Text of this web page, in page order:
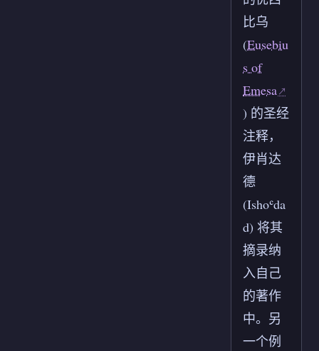
比乌
(Eusebiu
s of
Emesa
) 的圣经
注释，
伊肖达
德
(Ishoʿda
d) 将其
摘录纳
入自己
的著作
中。另
一个例